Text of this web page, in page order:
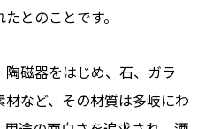
とのことです。
磁器をはじめ、石、ガラ
など、その材質は多岐にわ